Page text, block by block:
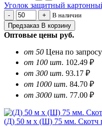
Уголок защитный
В наличии
Предзаказ В корзину
Оптовые цены руб.
от 50 Цена по запросу
от 100 шт. 102.49 ₽
от 300 шт. 93.17 ₽
от 1000 шт. 84.70 ₽
от 3000 шт. 77.00 ₽
(Д) 50 м х (Ш) 75 мм. Скотч